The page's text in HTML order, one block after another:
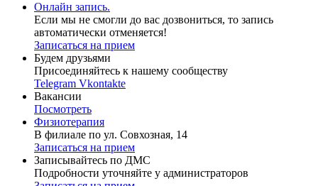
Онлайн запись.
Если мы не смогли до вас дозвониться, то запись
автоматически отменяется!
Записаться на прием
Будем друзьями
Присоединяйтесь к нашему сообществу
Telegram Vkontakte
Вакансии
Посмотреть
Физиотерапия
В филиале по ул. Совхозная, 14
Записаться на прием
Записывайтесь по ДМС
Подробности уточняйте у администраторов